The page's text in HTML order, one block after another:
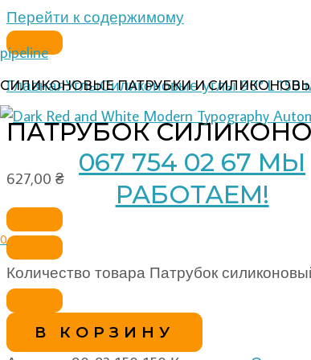
Перейти к содержимому
pipeline
СИЛИКОНОВЫЕ ПАТРУБКИ И
067 754 02 67 МЫ
РАБОТАЕМ!
0
ГлавнаяУглыСиликоновые углы 90° L 150
ПАТРУБОК
627,00 ₴
Количество товара Патрубок
В КОРЗИНУ